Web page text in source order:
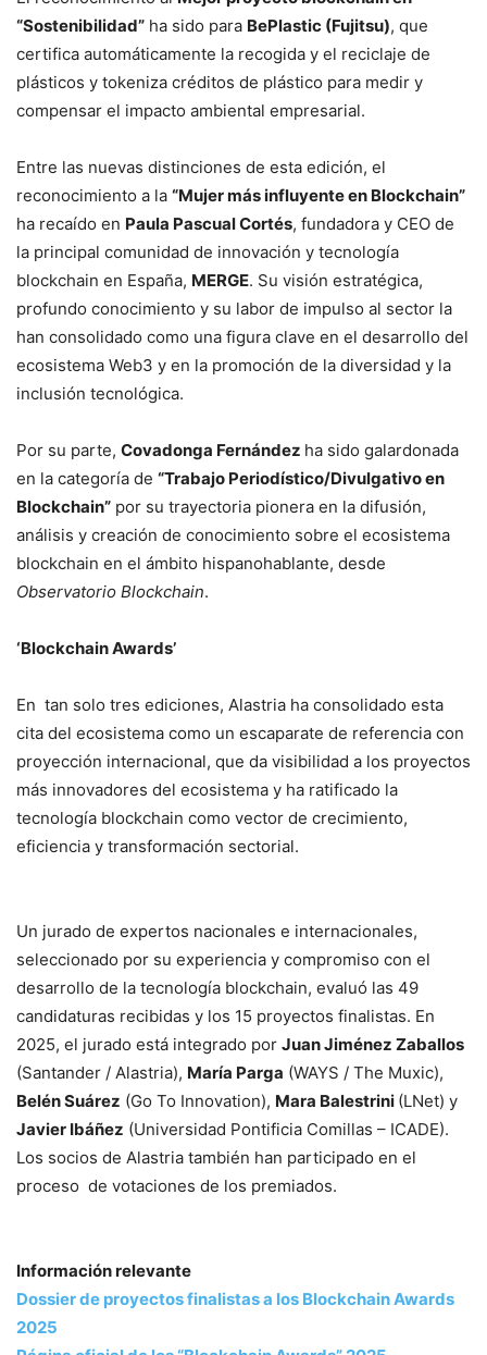
“Sostenibilidad” ha sido para BePlastic (Fujitsu), que
certifica automáticamente la recogida y el reciclaje de
plásticos y tokeniza créditos de plástico para medir y
compensar el impacto ambiental empresarial.
Entre las nuevas distinciones de esta edición, el
reconocimiento a la “Mujer más influyente en Blockchain”
ha recaído en Paula Pascual Cortés, fundadora y CEO de
la principal comunidad de innovación y tecnología
blockchain en España, MERGE. Su visión estratégica,
profundo conocimiento y su labor de impulso al sector la
han consolidado como una figura clave en el desarrollo del
ecosistema Web3 y en la promoción de la diversidad y la
inclusión tecnológica.
Por su parte, Covadonga Fernández ha sido galardonada
en la categoría de “Trabajo Periodístico/Divulgativo en
Blockchain” por su trayectoria pionera en la difusión,
análisis y creación de conocimiento sobre el ecosistema
blockchain en el ámbito hispanohablante, desde
Observatorio Blockchain.
‘Blockchain Awards’
En tan solo tres ediciones, Alastria ha consolidado esta
cita del ecosistema como un escaparate de referencia con
proyección internacional, que da visibilidad a los proyectos
más innovadores del ecosistema y ha ratificado la
tecnología blockchain como vector de crecimiento,
eficiencia y transformación sectorial.
Un jurado de expertos nacionales e internacionales,
seleccionado por su experiencia y compromiso con el
desarrollo de la tecnología blockchain, evaluó las 49
candidaturas recibidas y los 15 proyectos finalistas. En
2025, el jurado está integrado por Juan Jiménez Zaballos
(Santander / Alastria), María Parga (WAYS / The Muxic),
Belén Suárez (Go To Innovation), Mara Balestrini (LNet) y
Javier Ibáñez (Universidad Pontificia Comillas – ICADE).
Los socios de Alastria también han participado en el
proceso de votaciones de los premiados.
Información relevante
Dossier de proyectos finalistas a los Blockchain Awards
2025